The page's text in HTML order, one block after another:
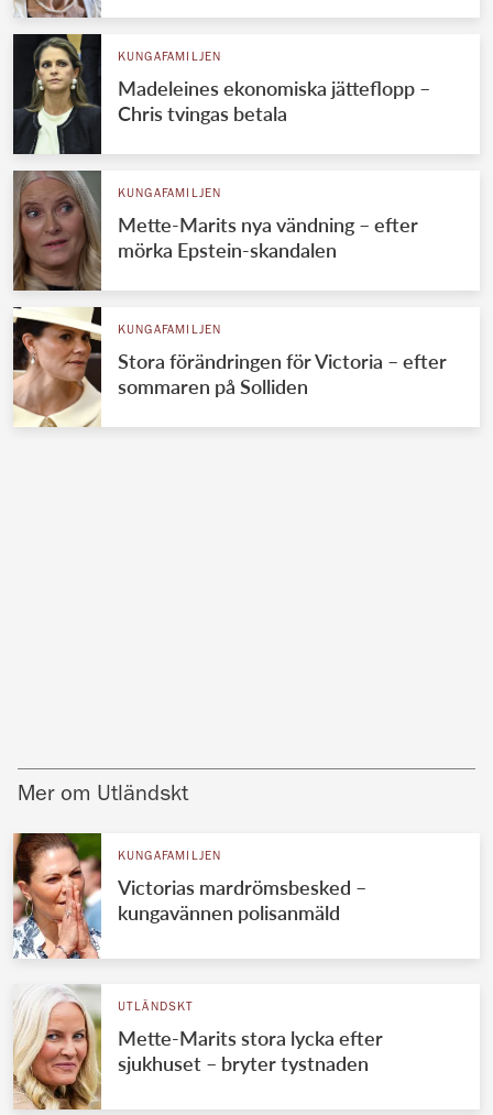
KUNGAFAMILJEN
Madeleines ekonomiska jätteflopp –
Chris tvingas betala
KUNGAFAMILJEN
Mette-Marits nya vändning – efter
mörka Epstein-skandalen
KUNGAFAMILJEN
Stora förändringen för Victoria – efter
sommaren på Solliden
Mer om Utländskt
KUNGAFAMILJEN
Victorias mardrömsbesked –
kungavännen polisanmäld
UTLÄNDSKT
Mette-Marits stora lycka efter
sjukhuset – bryter tystnaden